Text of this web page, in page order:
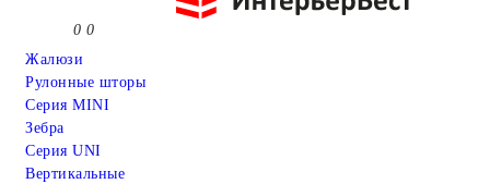
0 0
Жалюзи
Рулонные шторы
Серия MINI
Зебра
Серия UNI
Вертикальные